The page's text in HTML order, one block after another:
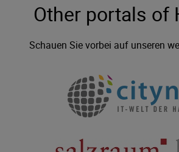
Other portals of
Schauen Sie vorbei auf unseren